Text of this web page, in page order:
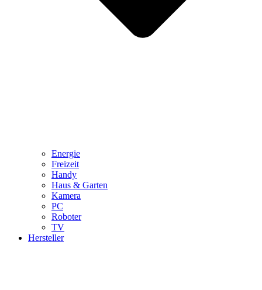
Energie
Freizeit
Handy
Haus & Garten
Kamera
PC
Roboter
TV
Hersteller